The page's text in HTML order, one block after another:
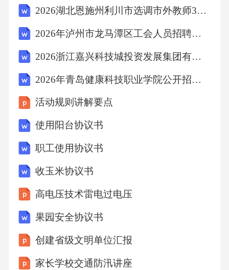
2026湖北恩施州利川市选调市外教师30人笔试备考题库及答案详解
2026年泸州市龙马潭区工会人员招聘笔试参考试题及答案详解
2026浙江嘉兴科技城投资发展集团有限公司下属子公司(竞争类)招聘工作人员3人考试备考试题及答案详解
2026年青岛健康科技职业学院公开招聘工作人员（29人）考试备考题库及答案详解
活动规则讲解要点
使用阳台协议书
职工使用协议书
收玉米协议书
高电压技术雷电过电压
果园安全协议书
创建省级文明单位汇报
家长学校交通防汛讲座